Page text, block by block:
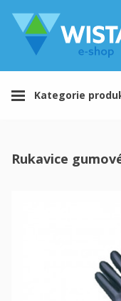
K pokladně
Kategorie
Rukavice